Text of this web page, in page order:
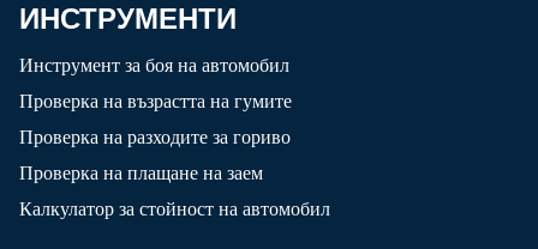
ИНСТРУМЕНТИ
Инструмент за боя на автомобил
Проверка на възрастта на гумите
Проверка на разходите за гориво
Проверка на плащане на заем
Калкулатор за стойност на автомобил